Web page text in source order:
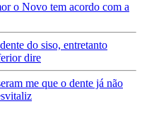
o Novo tem acordo com a
do siso, entretanto
dire
me que o dente já não